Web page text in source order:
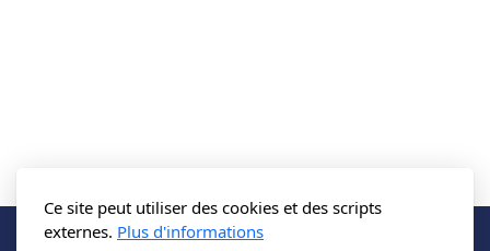
Ce site peut utiliser des cookies et des scripts
externes. Plus d'informations